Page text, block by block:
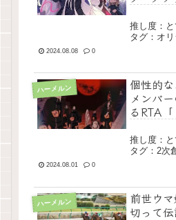
した。パ
だ。」
推し度：
タグ：オ
2024.08.08 0
ハーメルン
個性的
メンバ
るRTA
推し度：
タグ：2
2024.08.01 0
ハーメルン
前世ウ
切って